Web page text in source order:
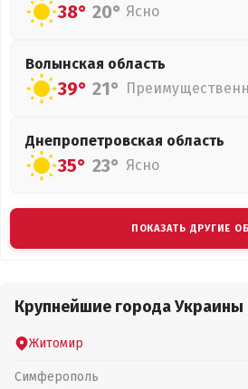
38° 20° Ясно
Волынская область
39° 21°
Днепропетровская область
35° 23° Ясно
ПОКАЗАТЬ ДРУГИЕ
Крупнейшие города Украины
Житомир
Симферополь